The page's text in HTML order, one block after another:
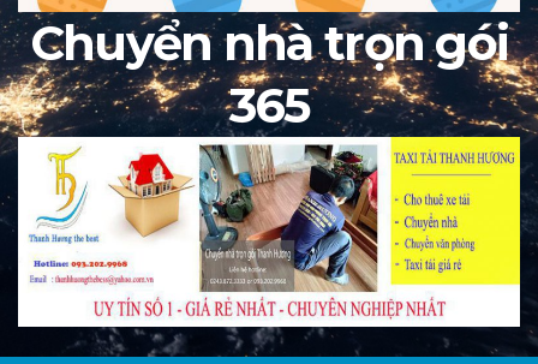
Chuyển nhà trọn gói
365